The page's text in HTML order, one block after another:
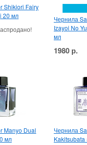
Shikiori Fairy
20 мл
Чернила
Izayoi No
мл
1980 р.
Manyo Dual
мл
Чернила